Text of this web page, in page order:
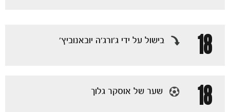
18 בישול על ידי ג'ורג'ה יובאנוביץ'
18 שער של אוסקר גלוך